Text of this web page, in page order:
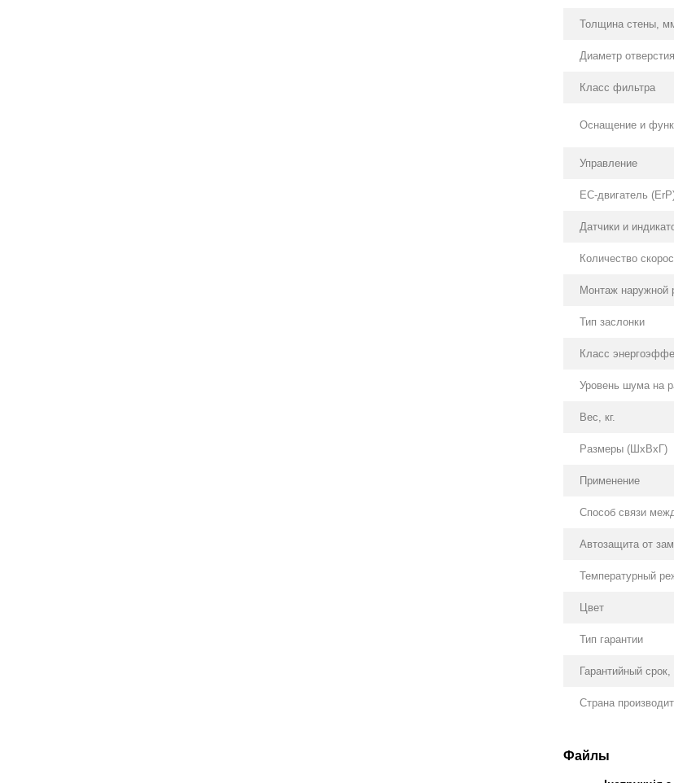
Толщина стены,
Диаметр
Класс фильтра
Оснащение и
Управление
ЕС-двигатель
Датчики и
Количество
Монтаж наружной
Тип заслонки
Класс
Уровень шума на
Вес, кг.
Размеры (ШхВхГ)
Применение
Способ связи
Автозащита от
Температурный
Цвет
Тип гарантии
Гарантийный
Страна
Файлы